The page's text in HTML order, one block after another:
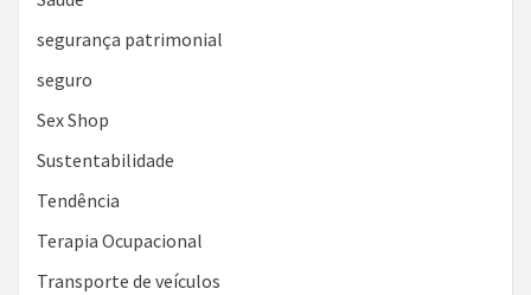
segurança patrimonial
seguro
Sex Shop
Sustentabilidade
Tendência
Terapia Ocupacional
Transporte de veículos